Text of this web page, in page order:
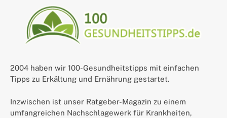
2004 haben wir 100-Gesundheitstipps mit einfachen
Tipps zu Erkältung und Ernährung gestartet.
Inzwischen ist unser Ratgeber-Magazin zu einem
umfangreichen Nachschlagewerk für Krankheiten,